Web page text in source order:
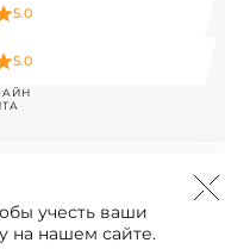
5.0
5.0
учесть ваши
на нашем сайте.